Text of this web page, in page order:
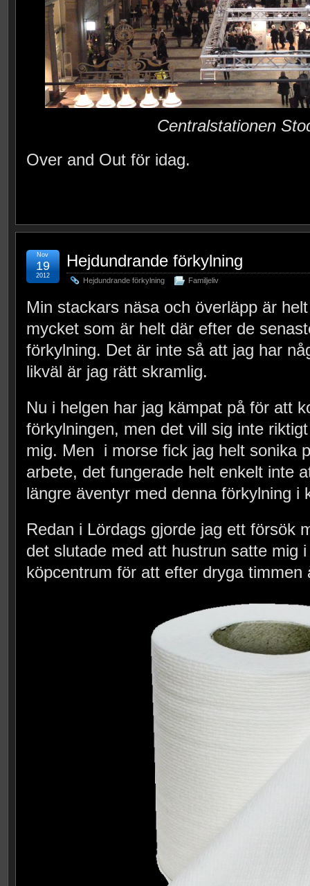
Centralstationen
Over and Out för idag.
Hejdundrande förkylning
Hejdundrande förkylning Familjeliv
Nov
19
2012
Min stackars näsa och överläpp är
mycket som är helt där efter de
förkylning. Det är inte så att jag har
likväl är jag rätt skramlig.
Nu i helgen har jag kämpat på för att
förkylningen, men det vill sig inte
mig. Men i morse fick jag helt sonika
arbete, det fungerade helt enkelt inte
längre äventyr med denna förkylning i
Redan i Lördags gjorde jag ett försök
det slutade med att hustrun satte mig
köpcentrum för att efter dryga timmen